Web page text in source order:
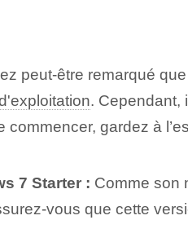
peut-être remarqué
.⁣ Cependant,
gardez à
⁢7 Starter : Comme son
vous que cette